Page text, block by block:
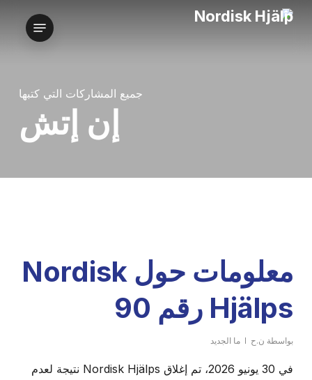
تخطي
قائمة الطعام
جميع المشاركات التي كتبها
إن إتش
معلومات حول Nordisk
Hjälps رقم 90
بواسطة ن.ح ما الجديد
في 30 يونيو 2026، تم إغلاق Nordisk Hjälps نتيجة لعدم